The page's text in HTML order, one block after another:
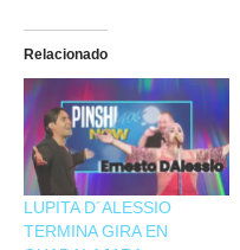
Relacionado
LUPITA D´ALESSIO
TERMINA GIRA EN